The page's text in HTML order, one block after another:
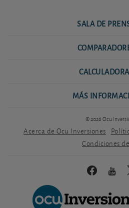
SALA DE
MÁS
© 2026 Ocu
Acerca de Ocu Inversiones
Condiciones